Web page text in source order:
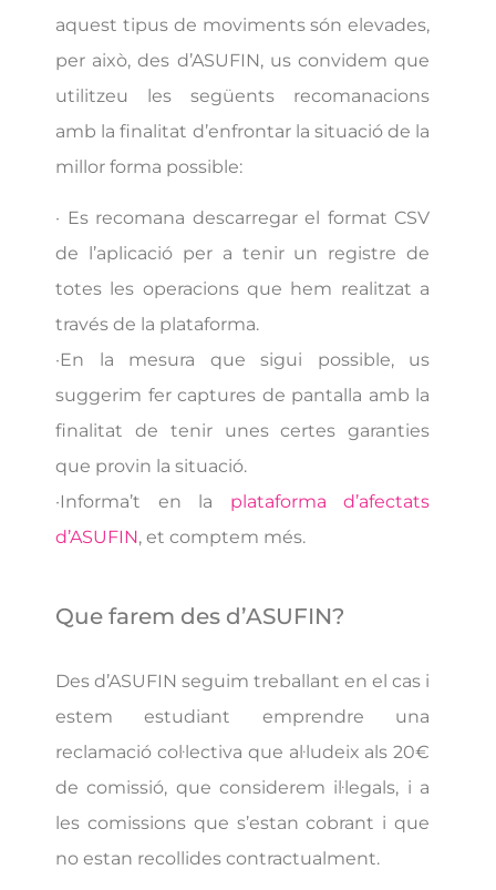
aquest tipus de moviments són elevades,
per això, des d’ASUFIN, us convidem que
utilitzeu les següents recomanacions
amb la finalitat d’enfrontar la situació de la
millor forma possible:
· Es recomana descarregar el format CSV
de l’aplicació per a tenir un registre de
totes les operacions que hem realitzat a
través de la plataforma.
·En la mesura que sigui possible, us
suggerim fer captures de pantalla amb la
finalitat de tenir unes certes garanties
que provin la situació.
·Informa’t en la plataforma d’afectats
d’ASUFIN, et comptem més.
Que farem des d’ASUFIN?
Des d’ASUFIN seguim treballant en el cas i
estem estudiant emprendre una
reclamació col·lectiva que al·ludeix als 20€
de comissió, que considerem il·legals, i a
les comissions que s’estan cobrant i que
no estan recollides contractualment.